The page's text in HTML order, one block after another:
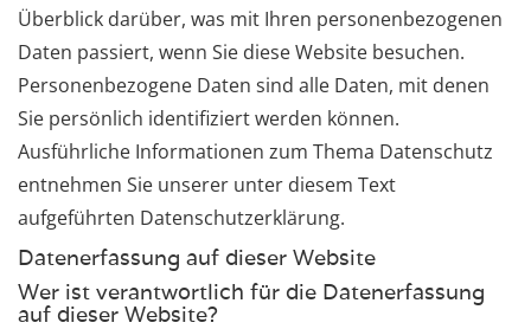
Überblick darüber, was mit Ihren personenbezogenen
Daten passiert, wenn Sie diese Website besuchen.
Personenbezogene Daten sind alle Daten, mit denen
Sie persönlich identifiziert werden können.
Ausführliche Informationen zum Thema Datenschutz
entnehmen Sie unserer unter diesem Text
aufgeführten Datenschutzerklärung.
Datenerfassung auf dieser Website
Wer ist verantwortlich für die Datenerfassung
auf dieser Website?